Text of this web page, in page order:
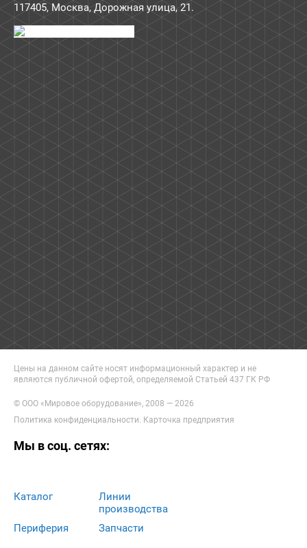
117405, Москва, Дорожная улица, 21.
Цены на данном сайте носят информационный характер и не
являются публичной офертой, определяемой Статьей 437 ГК РФ
© ООО «Мировое оборудование», 2008 — 2026
Политика конфиденциальности Карточка предприятия
Мы в соц. сетях:
Каталог
Периферия
Линии
производства
Запчасти